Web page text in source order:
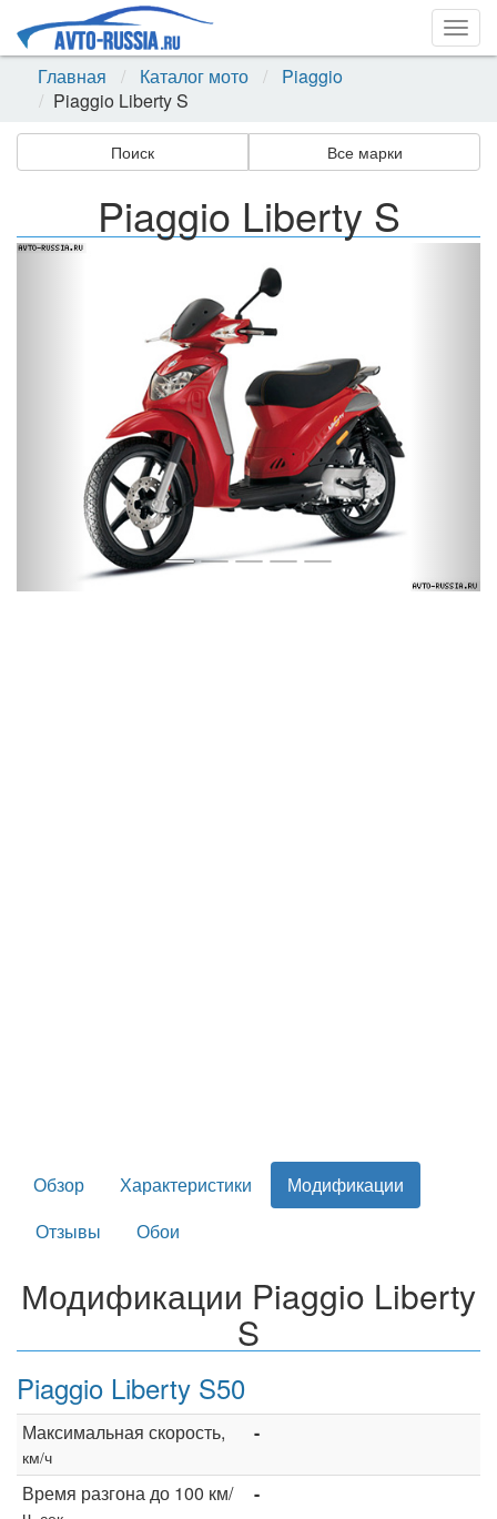
Главная
Каталог мото
Piaggio
Piaggio Liberty S
Поиск Все марки
Piaggio Liberty S
Назад
Обзор Характеристики
Модификации
Отзывы
Обои
Модификации Piaggio Liberty
S
Piaggio Liberty S50
Максимальная скорость,
км/ч
-
Время разгона до 100 км/
-